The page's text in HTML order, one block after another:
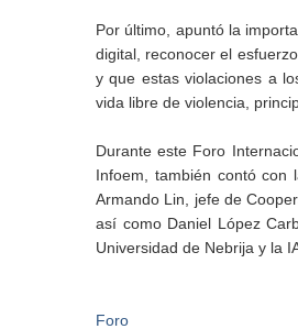
Por último, apuntó la
digital, reconocer el
y que estas violaciones a
vida libre de violencia,
Durante este Foro
Infoem, también contó con
Armando Lin, jefe de
así como Daniel López
Universidad de Nebrija y la
Foro